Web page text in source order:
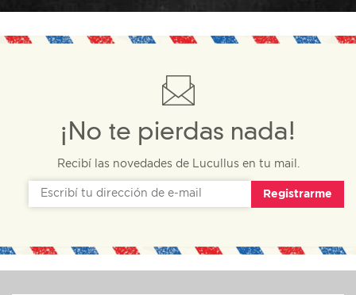
¡No te pierdas nada!
Recibí las novedades de Lucullus en tu mail.
Registrarme